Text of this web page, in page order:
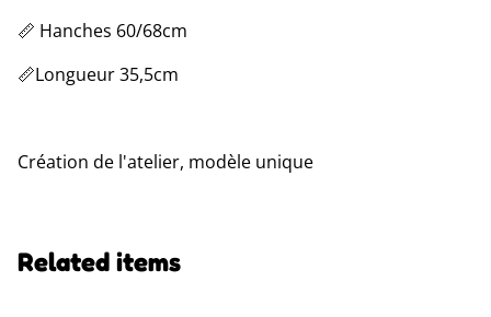
📏 Hanches 60/68cm
📏Longueur 35,5cm
Création de l'atelier, modèle unique
Related items